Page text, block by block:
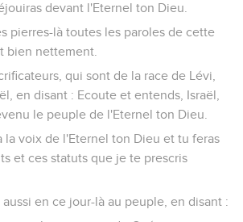
devant l'Eternel ton Dieu.
pierres-là toutes les paroles de cette
bien nettement.
qui sont de la race de Lévi,
en disant : Ecoute et entends, Israël,
le peuple de l'Eternel ton Dieu.
la voix de l'Eternel ton Dieu et tu feras
et ces statuts que je te prescris
en ce jour-là au peuple, en disant :